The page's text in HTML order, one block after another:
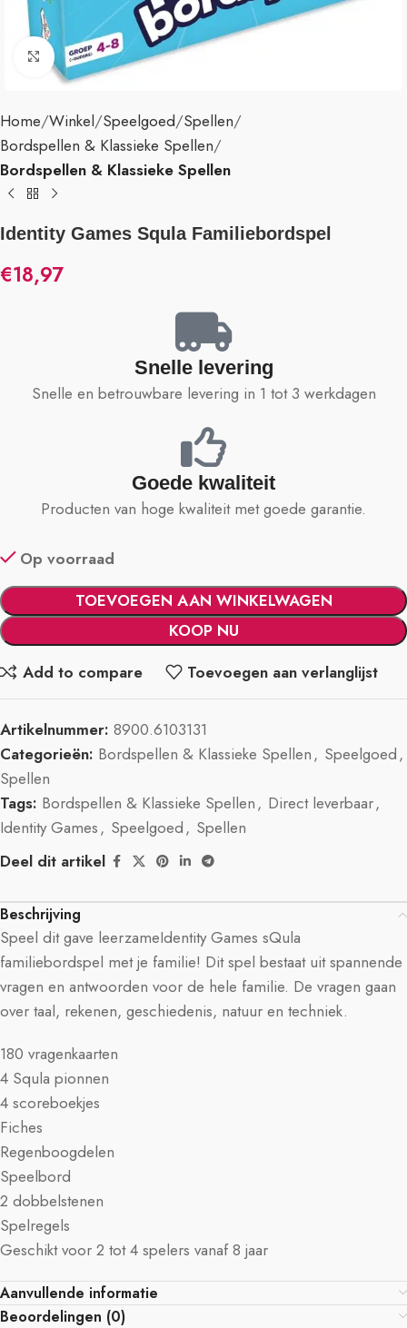
Klik om te vergroten
Home Winkel Speelgoed Spellen
Bordspellen & Klassieke Spellen
Bordspellen & Klassieke Spellen
Identity Games Squla Familiebordspel
€18,97
Snelle levering
Snelle en betrouwbare levering in 1 tot 3 werkdagen
Goede kwaliteit
Producten van hoge kwaliteit met goede garantie.
Op voorraad
TOEVOEGEN AAN WINKELWAGEN
KOOP NU
Add to compare
Toevoegen aan verlanglijst
Artikelnummer: 8900.6103131
Categorieën: Bordspellen & Klassieke Spellen, Speelgoed,
Spellen
Tags: Bordspellen & Klassieke Spellen, Direct leverbaar,
Identity Games, Speelgoed, Spellen
Deel dit artikel
Beschrijving
Speel dit gave leerzameIdentity Games sQula
familiebordspel met je familie! Dit spel bestaat uit spannende
vragen en antwoorden voor de hele familie. De vragen gaan
over taal, rekenen, geschiedenis, natuur en techniek.
180 vragenkaarten
4 Squla pionnen
4 scoreboekjes
Fiches
Regenboogdelen
Speelbord
2 dobbelstenen
Spelregels
Geschikt voor 2 tot 4 spelers vanaf 8 jaar
Aanvullende informatie
Beoordelingen (0)